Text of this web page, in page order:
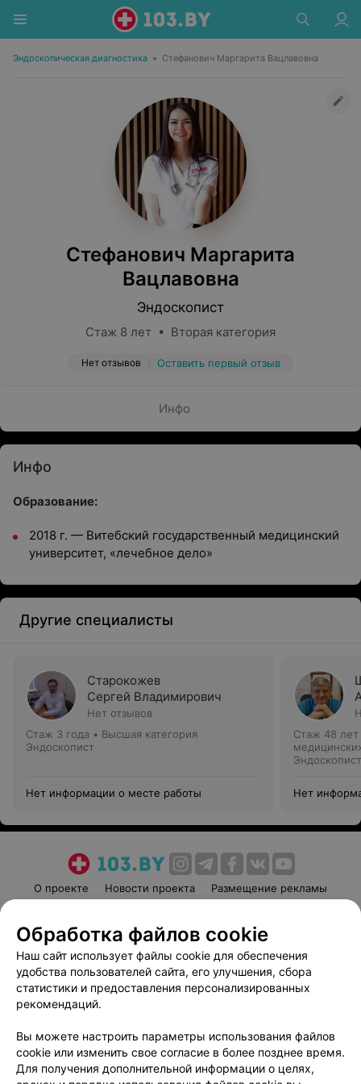
Эндоскопическая диагностика • Стефанович Маргарита Вацлавовна
Стефанович Маргарита
Вацлавовна
Эндоскопист
Стаж 8 лет • Вторая категория
Нет отзывов Оставить первый отзыв
Инфо
Инфо
Образование:
2018 г. — Витебский государственный медицинский
университет, «лечебное дело»
Другие специалисты
Старокожев
Сергей Владимирович
Нет отзывов
Стаж 3 года • Высшая категория
Эндоскопист
Нет информации о месте работы
Стаж 48 лет
Эндоскопист
Нет
О проекте Новости проекта
Размещение рекламы
Пользовательское соглашение
Способы оплаты
Вакансии
Партнеры
Написать руководителю 103.by
Обработка персональных данных
Обработка файлов cookie
Наш сайт использует файлы cookie для обеспечения
удобства пользователей сайта, его улучшения, сбора
статистики и предоставления персонализированных
рекомендаций.
Вы можете настроить параметры использования файлов
cookie или изменить свое согласие в более позднее время.
Для получения дополнительной информации о целях,